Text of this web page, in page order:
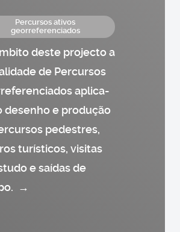
Percursos ativos
georreferenciados
deste projecto a
de Percursos
aplica-
desenho e produção
pedestres,
turísticos, visitas
e saídas de
→